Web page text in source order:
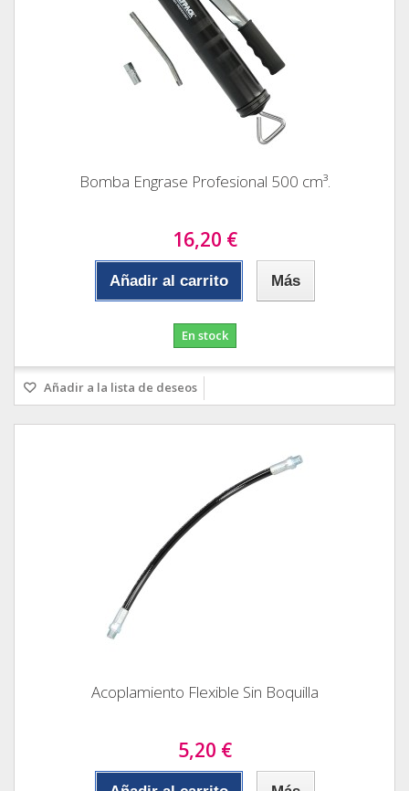
Bomba Engrase Profesional 500 cm³.
16,20 €
Añadir al carrito Más
En stock
Añadir a la lista de deseos
Acoplamiento Flexible Sin Boquilla
5,20 €